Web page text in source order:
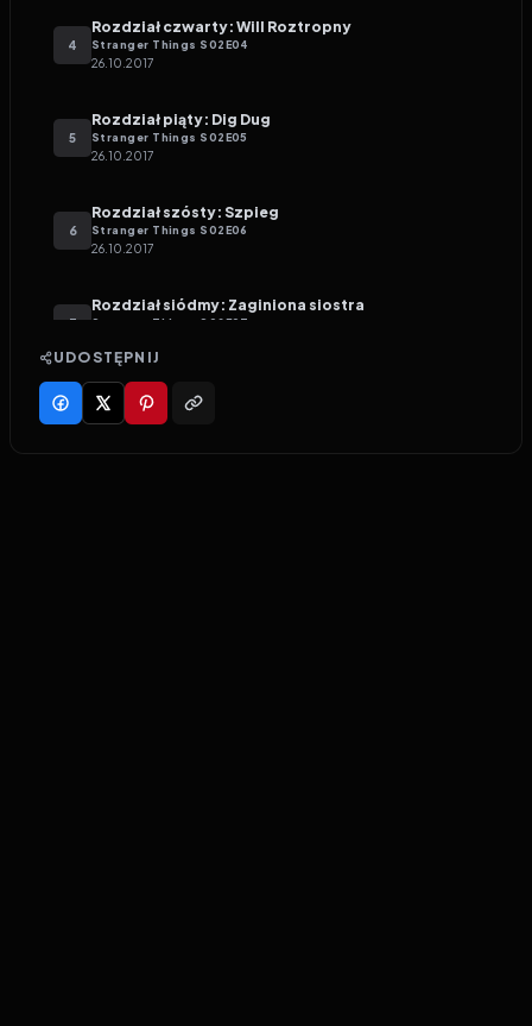
4
Rozdział czwarty: Will Roztropny
Stranger Things S02E04
26.10.2017
5
Rozdział piąty: Dig Dug
Stranger Things S02E05
26.10.2017
6
Rozdział szósty: Szpieg
Stranger Things S02E06
26.10.2017
7
Rozdział siódmy: Zaginiona siostra
Stranger Things S 02E07
Rozdział ósmy: Łupieżca umysłów
Stranger Things
UDOSTĘPNIJ